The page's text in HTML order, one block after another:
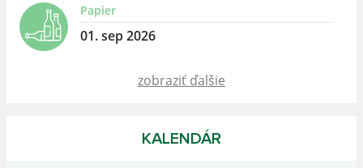
Papier
01. sep 2026
zobraziť ďalšie
KALENDÁR